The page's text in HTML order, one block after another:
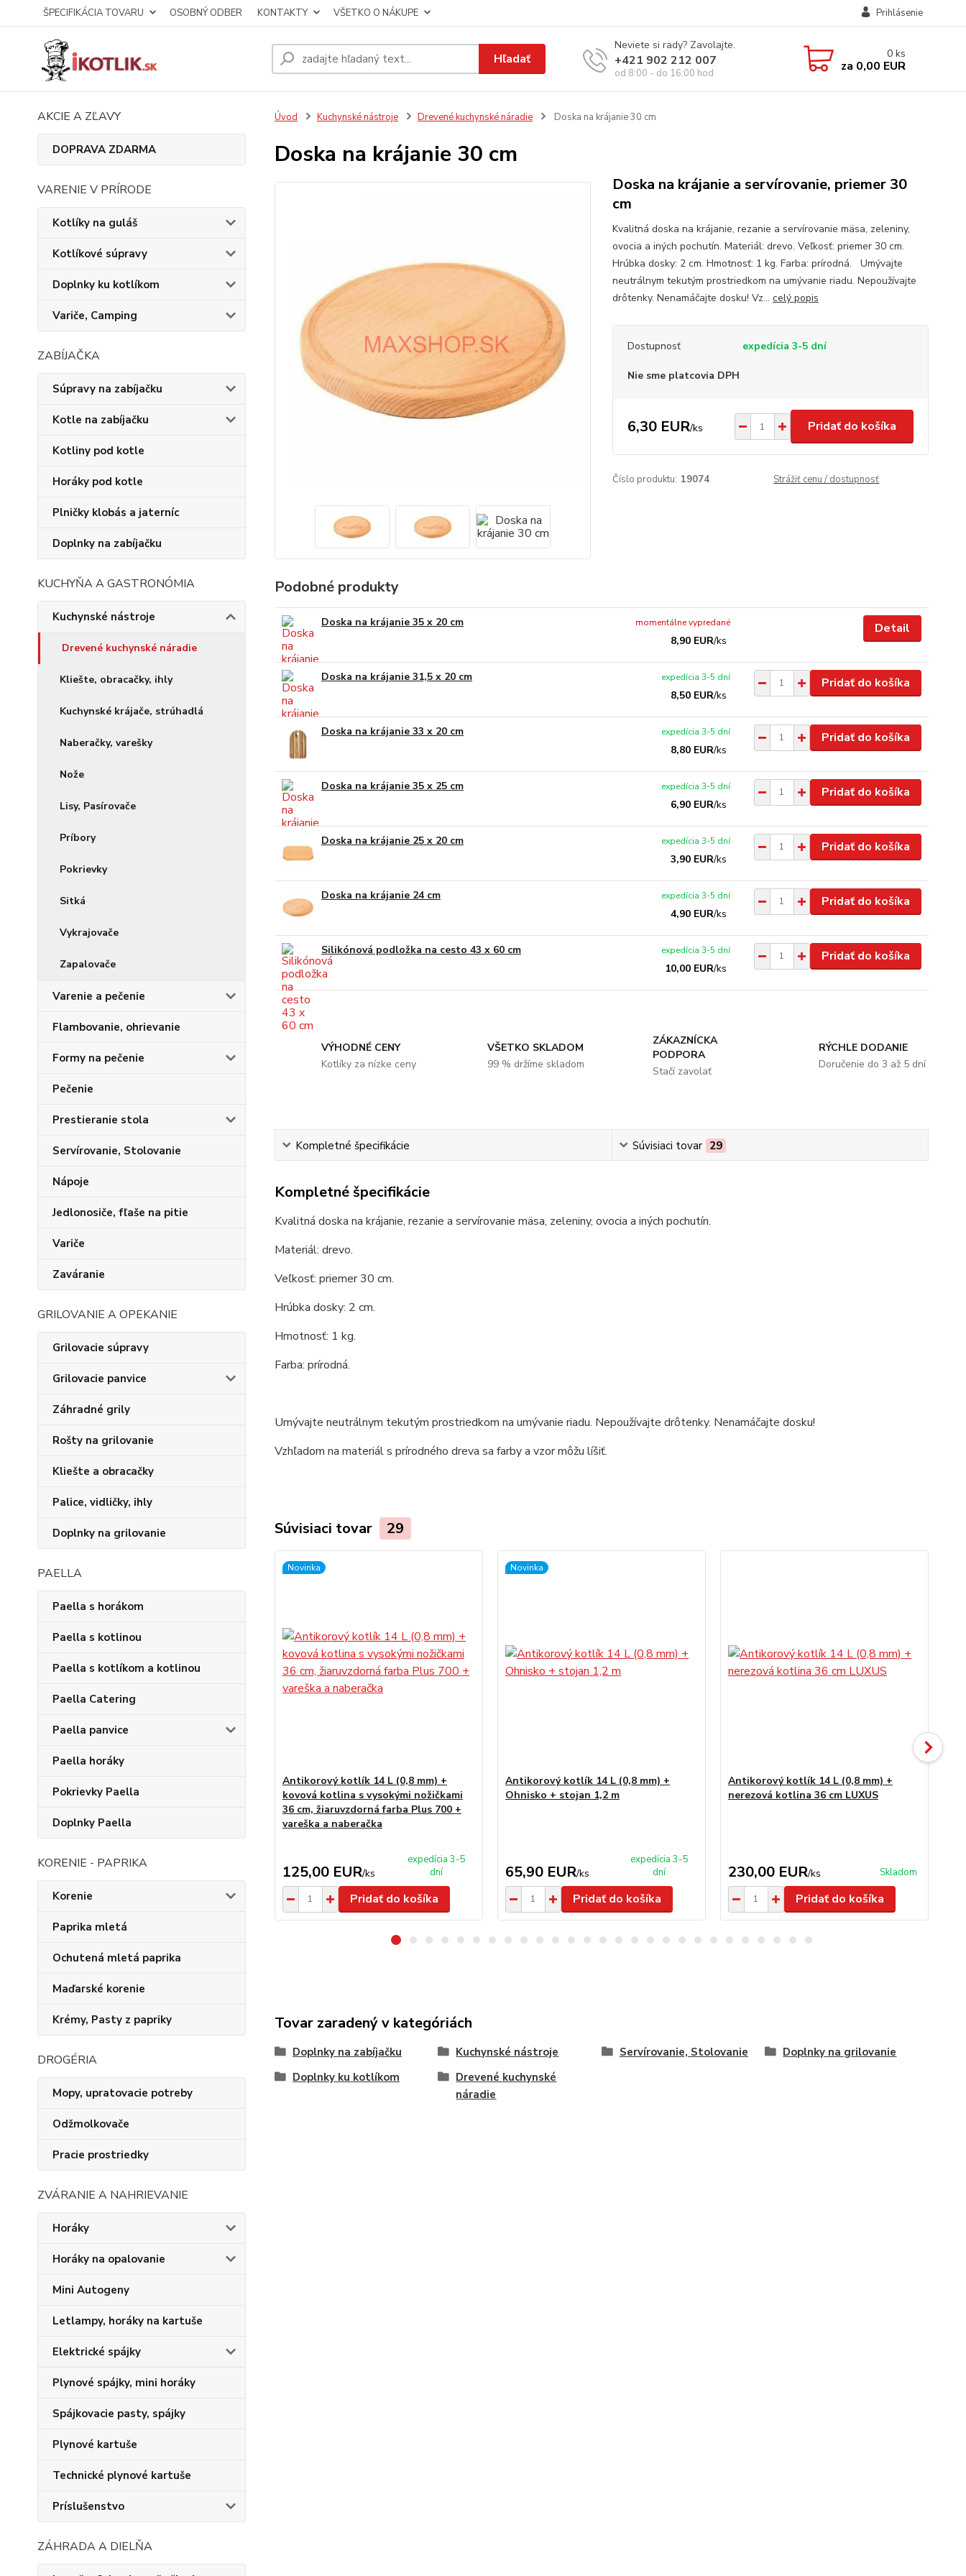
ŠPECIFIKÁCIA TOVARU OSOBNÝ ODBER KONTAKTY VŠETKO O NÁKUPE Prihlásenie
Hľadať
Neviete si rady? Zavolajte.
+421 902 212 007
od 8:00 - do 16:00 hod
0 ks
za 0,00 EUR
AKCIE A ZĽAVY
DOPRAVA ZDARMA
VARENIE V PRÍRODE
Kotlíky na guláš
Kotlíkové súpravy
Doplnky ku kotlíkom
Variče, Camping
ZABÍJAČKA
Súpravy na zabíjačku
Kotle na zabíjačku
Kotliny pod kotle
Horáky pod kotle
Plničky klobás a jaterníc
Doplnky na zabíjačku
KUCHYŇA A GASTRONÓMIA
Kuchynské nástroje
Drevené kuchynské náradie
Kliešte, obracačky, ihly
Kuchynské krájače, strúhadlá
Naberačky, varešky
Nože
Lisy, Pasírovače
Príbory
Pokrievky
Sitká
Vykrajovače
Zapalovače
Varenie a pečenie
Flambovanie, ohrievanie
Formy na pečenie
Pečenie
Prestieranie stola
Servírovanie, Stolovanie
Nápoje
Jedlonosiče, fľaše na pitie
Variče
Zaváranie
GRILOVANIE A OPEKANIE
Grilovacie súpravy
Grilovacie panvice
Záhradné grily
Rošty na grilovanie
Kliešte a obracačky
Palice, vidličky, ihly
Doplnky na grilovanie
PAELLA
Paella s horákom
Paella s kotlinou
Paella s kotlíkom a kotlinou
Paella Catering
Paella panvice
Paella horáky
Pokrievky Paella
Doplnky Paella
KORENIE - PAPRIKA
Korenie
Paprika mletá
Ochutená mletá paprika
Maďarské korenie
Krémy, Pasty z papriky
DROGÉRIA
Mopy, upratovacie potreby
Odžmolkovače
Pracie prostriedky
ZVÁRANIE A NAHRIEVANIE
Horáky
Horáky na opalovanie
Mini Autogeny
Letlampy, horáky na kartuše
Elektrické spájky
Plynové spájky, mini horáky
Spájkovacie pasty, spájky
Plynové kartuše
Technické plynové kartuše
Príslušenstvo
ZÁHRADA A DIELŇA
Úvod Kuchynské nástroje Drevené kuchynské náradie Doska na krájanie 30 cm
Doska na krájanie 30 cm
Doska na krájanie a servírovanie, priemer 30
cm
Kvalitná doska na krájanie, rezanie a servírovanie mäsa, zeleniny,
ovocia a iných pochutín. Materiál: drevo. Veľkosť: priemer 30 cm.
Hrúbka dosky: 2 cm. Hmotnosť: 1 kg. Farba: prírodná. Umývajte
neutrálnym tekutým prostriedkom na umývanie riadu. Nepoužívajte
drôtenky. Nenamáčajte dosku! Vz... celý popis
Dostupnosť expedícia 3-5 dní
Nie sme platcovia DPH
6,30 EUR/ks Pridať do košíka
Číslo produktu: 19074 Strážiť cenu / dostupnosť
Podobné produkty
Doska na krájanie 35 x 20 cm
8,90 EUR/ks
momentálne vypredané Detail
Doska na krájanie 31,5 x 20 cm
8,50 EUR/ks
expedícia 3-5 dní Pridať do košíka
Doska na krájanie 33 x 20 cm
8,80 EUR/ks
expedícia 3-5 dní Pridať do košíka
Doska na krájanie 35 x 25 cm
6,90 EUR/ks
expedícia 3-5 dní Pridať do košíka
Doska na krájanie 25 x 20 cm
3,90 EUR/ks
expedícia 3-5 dní Pridať do košíka
Doska na krájanie 24 cm
4,90 EUR/ks
expedícia 3-5 dní Pridať do košíka
Silikónová podložka na cesto 43 x 60 cm
10,00 EUR/ks
expedícia 3-5 dní Pridať do košíka
VÝHODNÉ CENY
Kotlíky za nízke ceny
VŠETKO SKLADOM
99 % držíme skladom
ZÁKAZNÍCKA
PODPORA
Stačí zavolať
RÝCHLE DODANIE
Doručenie do 3 až 5 dní
Kompletné špecifikácie Súvisiaci tovar 29
Kompletné špecifikácie
Kvalitná doska na krájanie, rezanie a servírovanie mäsa, zeleniny, ovocia a iných pochutín.
Materiál: drevo.
Veľkosť: priemer 30 cm.
Hrúbka dosky: 2 cm.
Hmotnosť: 1 kg.
Farba: prírodná.
Umývajte neutrálnym tekutým prostriedkom na umývanie riadu. Nepoužívajte drôtenky. Nenamáčajte dosku!
Vzhľadom na materiál s prírodného dreva sa farby a vzor môžu líšiť.
Súvisiaci tovar 29
Novinka
Antikorový kotlík 14 L (0,8 mm) +
kovová kotlina s vysokými nožičkami
36 cm, žiaruvzdorná farba Plus 700 +
vareška a naberačka
125,00 EUR/ks
expedícia 3-5
dní
Pridať do košíka
Novinka
Antikorový kotlík 14 L (0,8 mm) +
Ohnisko + stojan 1,2 m
65,90 EUR/ks
expedícia 3-5
dní
Pridať do košíka
Antikorový kotlík 14 L (0,8 mm) +
nerezová kotlina 36 cm LUXUS
230,00 EUR/ks Skladom
Pridať do košíka
Tovar zaradený v kategóriách
Doplnky na zabíjačku Kuchynské nástroje Servírovanie, Stolovanie
Doplnky na grilovanie
Doplnky ku kotlíkom
Drevené kuchynské
náradie